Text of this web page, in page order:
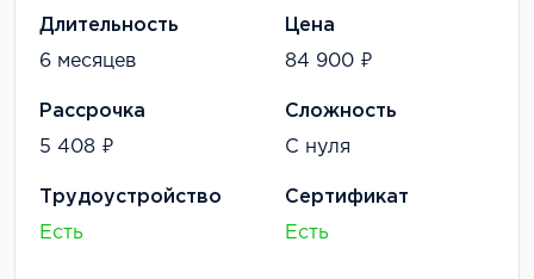
Длительность
6 месяцев
Цена
84 900 ₽
Рассрочка
5 408 ₽
Сложность
С нуля
Трудоустройство
Есть
Сертификат
Есть